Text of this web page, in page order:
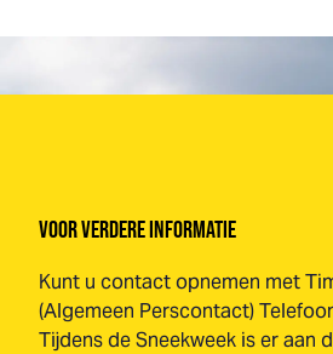
VOOR VERDERE INFORMATIE
Kunt u contact opnemen met
(Algemeen Perscontact)
Tijdens deSneekweek is er aan